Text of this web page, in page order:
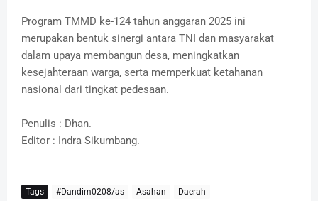
Program TMMD ke-124 tahun anggaran 2025 ini
merupakan bentuk sinergi antara TNI dan masyarakat
dalam upaya membangun desa, meningkatkan
kesejahteraan warga, serta memperkuat ketahanan
nasional dari tingkat pedesaan.
Penulis : Dhan.
Editor : Indra Sikumbang.
Tags #Dandim0208/as Asahan Daerah